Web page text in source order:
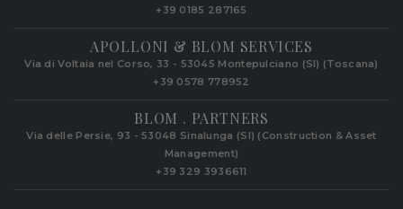
+39 0185 287165
APOLLONI & BLOM SERVICES
Via di Voltaia nel Corso, 33 - 53045 Montepulciano (SI) (Toscana)
+39 0578 778952‬
BLOM . PARTNERS
Via delle Persie, 93 - 53048 Sinalunga (SI) (Construction & Asset
Management)
+39 329 3936611